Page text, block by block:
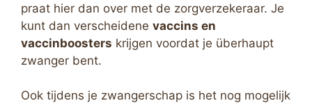
praat hier dan over met de zorgverzekeraar. Je
kunt dan verscheidene vaccins en
vaccinboosters krijgen voordat je überhaupt
zwanger bent.
Ook tijdens je zwangerschap is het nog mogelijk